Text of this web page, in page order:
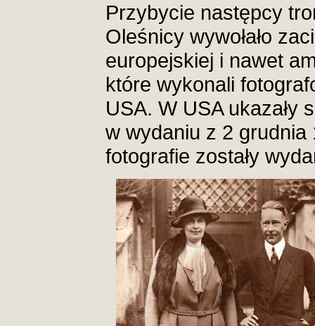
Przybycie następcy
Oleśnicy wywołało
europejskiej i nawet
które wykonali
USA. W USA ukazały
w wydaniu z 2
fotografie zostały